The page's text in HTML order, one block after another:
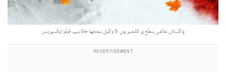
پاکستان عالمی سطح پر کشمیریوں کا وکیل سمجھا جاتا ہے۔ فوٹو: ایکسپریس